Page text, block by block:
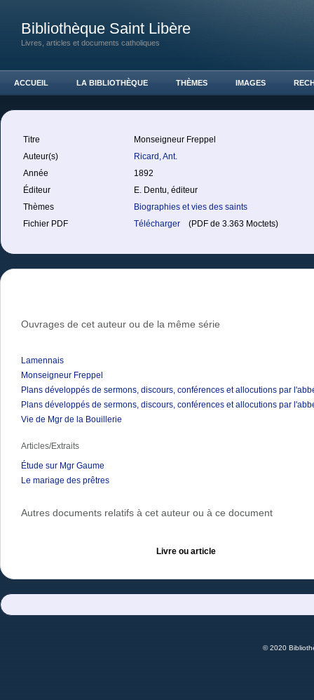
Bibliothèque Saint Libère
Livres, articles et documents catholiques
ACCUEIL LA BIBLIOTHÈQUE THÈMES IMAGES
Titre
Monseigneur Freppel
Auteur(s)
Ricard, Ant.
Année
1892
Éditeur
E. Dentu, éditeur
Thèmes
Biographies et vies des saints
Fichier PDF
Télécharger (PDF de 3.363 Moctets)
Ouvrages de cet auteur ou de la même série
Lamennais
Monseigneur Freppel
Plans développés de sermons, discours, conférences et allocutions par
Plans développés de sermons, discours, conférences et allocutions par
Vie de Mgr de la Bouillerie
Articles/Extraits
Étude sur Mgr Gaume
Le mariage des prêtres
Autres documents relatifs à cet auteur ou à ce document
Livre ou article
© 2020